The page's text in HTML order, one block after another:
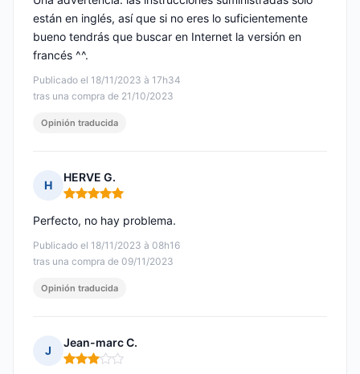
Publicado el 18/11/2023 à 17h34
tras una compra de 21/10/2023
están en inglés, así que si no eres lo suficientemente
bueno tendrás que buscar en Internet la versión en
francés ^^.
Opinión traducida
H
HERVE G.
Nota: 5 de 5
Publicado el 18/11/2023 à 08h16
tras una compra de 09/11/2023
Perfecto, no hay problema.
Opinión traducida
J
Jean-marc C.
Nota: 3 de 5